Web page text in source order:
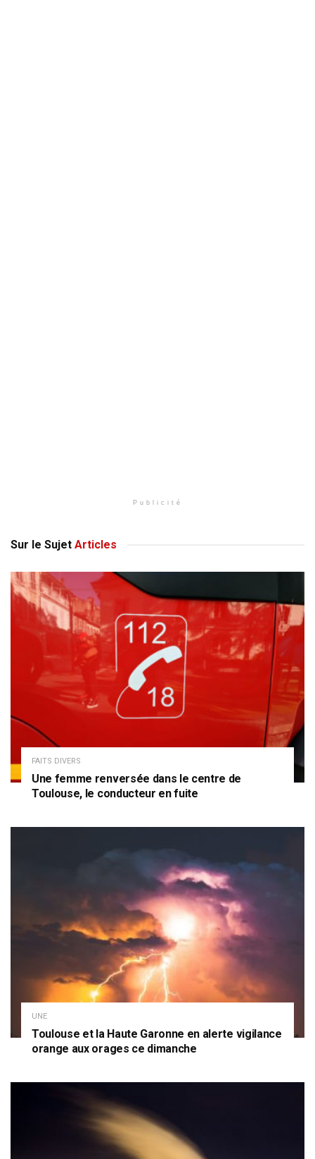
Publicité
Sur le Sujet Articles
FAITS DIVERS
Une femme renversée dans le centre de
Toulouse, le conducteur en fuite
UNE
Toulouse et la Haute Garonne en alerte vigilance
orange aux orages ce dimanche